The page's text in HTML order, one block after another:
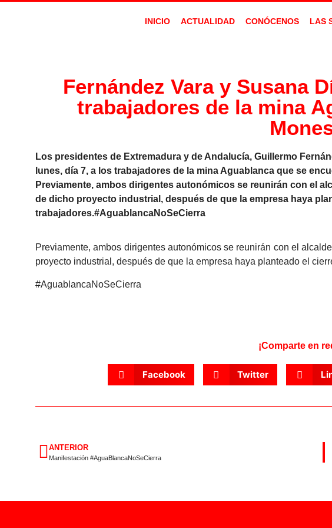
INICIO ACTUALIDAD CONÓCENOS LAS
Fernández Vara y Susana
trabajadores de la mina
Los presidentes de Extremadura y de Andalucía, Guillermo
lunes, día 7, a los trabajadores de la mina Aguablanca que se
Previamente, ambos dirigentes autonómicos se reunirán con el
de dicho proyecto industrial, después de que la empresa haya
trabajadores.#AguablancaNoSeCierra
Previamente, ambos dirigentes autonómicos se reunirán con el
proyecto industrial, después de que la empresa haya planteado el
#AguablancaNoSeCierra
¡Comparte en
Facebook Twitter
ANTERIOR
Manifestación #AguaBlancaNoSeCierra